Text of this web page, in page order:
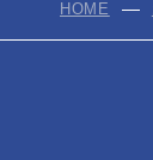
HOME